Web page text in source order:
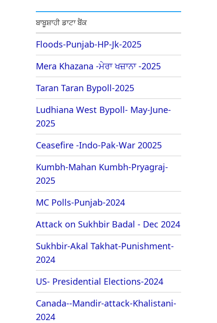
ਬਾਬੂਸ਼ਾਹੀ ਡਾਟਾ ਬੈਂਕ
Floods-Punjab-HP-Jk-2025
Mera Khazana -ਮੇਰਾ ਖਜ਼ਾਨਾ -2025
Taran Taran Bypoll-2025
Ludhiana West Bypoll- May-June-
2025
Ceasefire -Indo-Pak-War 20025
Kumbh-Mahan Kumbh-Pryagraj-
2025
MC Polls-Punjab-2024
Attack on Sukhbir Badal - Dec 2024
Sukhbir-Akal Takhat-Punishment-
2024
US- Presidential Elections-2024
Canada--Mandir-attack-Khalistani-
2024